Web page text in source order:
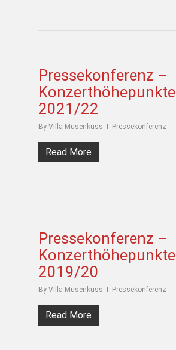
Pressekonferenz –
Konzerthöhepunkte
2021/22
By Villa Musenkuss Pressekonferenz
Read More
Pressekonferenz –
Konzerthöhepunkte
2019/20
By Villa Musenkuss Pressekonferenz
Read More